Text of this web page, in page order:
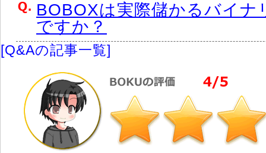
BOBOXは実際儲かるバイナ
ですか？
[Q&Aの記事一覧]